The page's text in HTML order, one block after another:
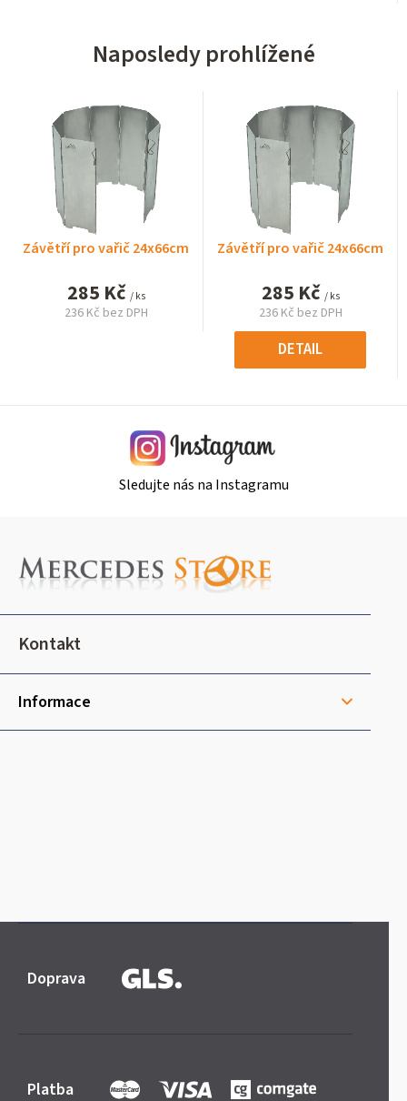
Naposledy prohlížené
Závětří pro vařič 24x66cm
285 Kč / ks
236 Kč bez DPH
Závětří pro vařič 24x66cm
285 Kč / ks
236 Kč bez DPH
Měrná
cena:
DETAIL
Sledujte nás na Instagramu
a
í
Kontakt
Informace
Doprava
Platba